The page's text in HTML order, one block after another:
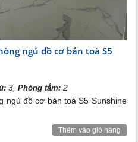
ngủ đồ cơ bản toà S5
3,Phòng tắm: 2
ngủ đồ cơ bản toà S5 Sunshine
Thêm vào giỏ hàng